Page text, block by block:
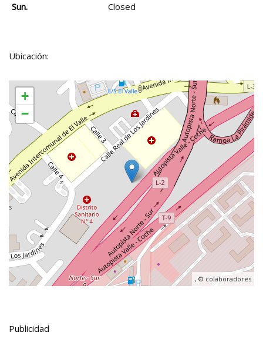
Sun.
Closed
Ubicación:
+
−
, © colaboradores
Publicidad